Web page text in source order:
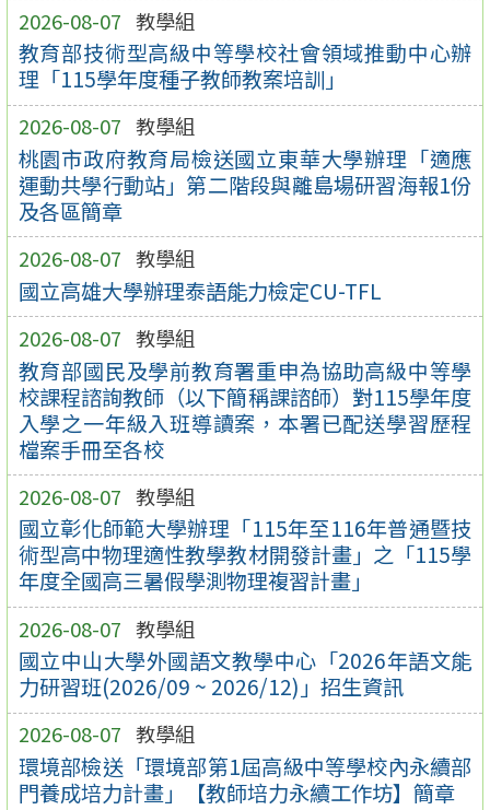
2026-08-07 教學組
教育部技術型高級中等學校社會領域推動中心辦
理「115學年度種子教師教案培訓」
2026-08-07 教學組
桃園市政府教育局檢送國立東華大學辦理「適應
運動共學行動站」第二階段與離島場研習海報1份
及各區簡章
2026-08-07 教學組
國立高雄大學辦理泰語能力檢定CU-TFL
2026-08-07 教學組
教育部國民及學前教育署重申為協助高級中等學
校課程諮詢教師（以下簡稱課諮師）對115學年度
入學之一年級入班導讀案，本署已配送學習歷程
檔案手冊至各校
2026-08-07 教學組
國立彰化師範大學辦理「115年至116年普通暨技
術型高中物理適性教學教材開發計畫」之「115學
年度全國高三暑假學測物理複習計畫」
2026-08-07 教學組
國立中山大學外國語文教學中心「2026年語文能
力研習班(2026/09 ~ 2026/12)」招生資訊
2026-08-07 教學組
環境部檢送「環境部第1屆高級中等學校內永續部
門養成培力計畫」【教師培力永續工作坊】簡章